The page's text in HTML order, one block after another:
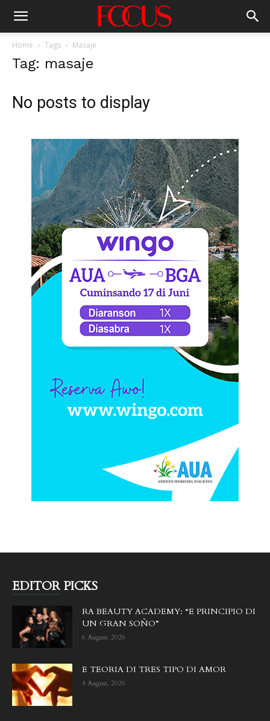
Home Tags Masaje
Tag: masaje
No posts to display
EDITOR PICKS
RA BEAUTY ACADEMY: “E PRINCIPIO DI
UN GRAN SOÑO”
6 August, 2026
E TEORIA DI TRES TIPO DI AMOR
4 August, 2026